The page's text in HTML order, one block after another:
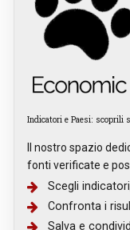
Indicatori e Paesi: scoprili
Il nostro spazio
fonti verificate e
Scegli
Confronta i
Salva e